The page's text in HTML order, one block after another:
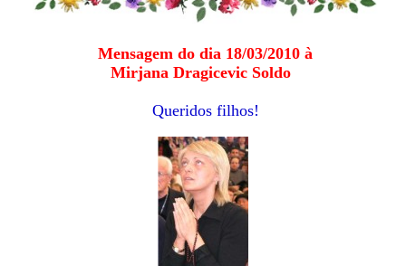
Mensagem do dia 18/03/2010 à
Mirjana Dragicevic Soldo
Queridos filhos!